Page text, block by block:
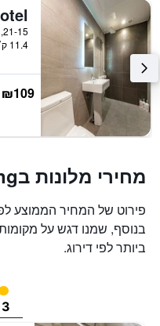
המציג
את
מחיר
הממוצע
חדר
11.4 ק״מ ממרכז העיר
₪109
מחירי מלונות בBangi-dong
בנוסף, שמנו דגש על מקומות
ביותר לפי דירוג.
3 כוכבים